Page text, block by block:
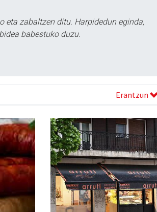
eta zabaltzen ditu. Harpidedun eginda,
babestuko duzu.
Erantzun